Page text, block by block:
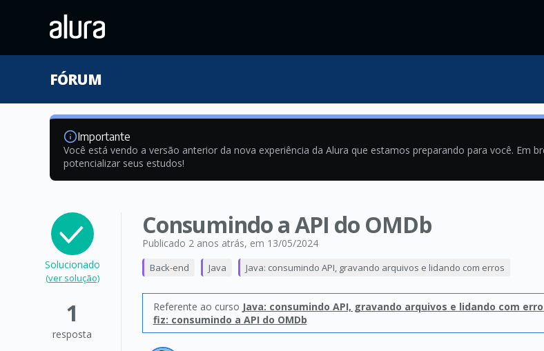
FÓRUM
Importante
Você está vendo a versão anterior da nova experiência da Alura que estamos preparando para você. Em
potencializar seus estudos!
Solucionado
(ver solução)
1
resposta
Consumindo a API do OMDb
Publicado 2 anos atrás, em 13/05/2024
Back-end Java Java: consumindo API, gravando arquivos e lidando com erros
Referente ao curso Java: consumindo API, gravando arquivos e lidando com
fiz: consumindo a API do OMDb